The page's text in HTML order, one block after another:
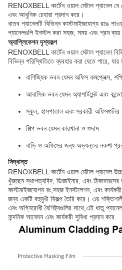
RENOXBELL কার্টেন ওয়াল মেটাল প্যানেল যে
এবং আধুনিক চেহারা প্রদান করে।
ধাতব প্যানেলটি বিভিন্ন কাস্টমাইজযোগ্য রঙে
প্যানেলগুলি ইনস্টল করা সহজ, সময় এবং শ্রম ব্যয়
অ্যাপ্লিকেশন দৃশ্যকল্প
RENOXBELL কার্টেন ওয়াল মেটাল প্যানেল
বিভিন্ন পরিস্থিতিতে ব্যবহার করা যেতে পারে, যার
বাণিজ্যিক ভবন যেমন অফিস কমপ্লেক্স,
আবাসিক ভবন যেমন অ্যাপার্টমেন্ট এবং
স্কুল, হাসপাতাল এবং সরকারী অফিসগুলির
শিল্প ভবন যেমন কারখানা ও গুদাম
বাড়ি ও অফিসের জন্য অভ্যন্তর নকশা
সিদ্ধান্ত
RENOXBELL কার্টেন ওয়াল মেটাল প্যানেল
খুঁজছেন স্থাপত্যবিদ, ডিজাইনার, এবং
কাস্টমাইজযোগ্য রং,সহজ ইনস্টলেশন, এবং
জন্য একটি বহুমুখী বিকল্প তৈরি করে। এর
এবং অগ্নিরোধী বৈশিষ্ট্যগুলির সাথে,এই ধাতু
নান্দনিক আবেদন এবং কার্যকরী সুবিধা প্রদান করে.